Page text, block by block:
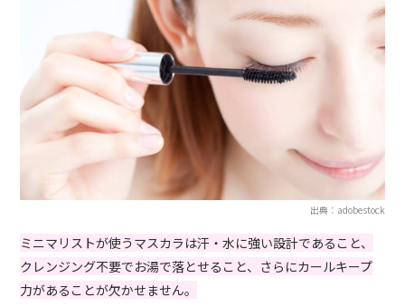
出典：adobestock
ミニマリストが使うマスカラは汗・水に強い設計であること、
クレンジング不要でお湯で落とせること、さらにカールキープ
力があることが欠かせません。